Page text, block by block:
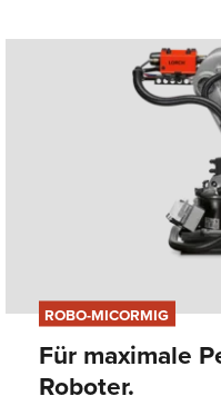
ROBO-MICORMIG
Für maximale
Roboter.